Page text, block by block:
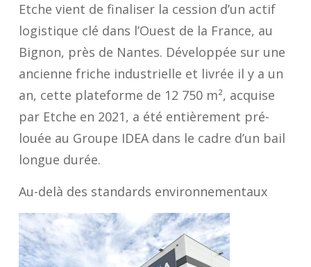
Etche vient de finaliser la cession d’un actif
logistique clé dans l’Ouest de la France, au
Bignon, près de Nantes. Développée sur une
ancienne friche industrielle et livrée il y a un
an, cette plateforme de 12 750 m², acquise
par Etche en 2021, a été entièrement pré-
louée au Groupe IDEA dans le cadre d’un bail
longue durée.
Au-delà des standards environnementaux